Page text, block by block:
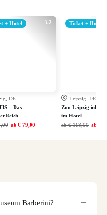
3.2
+ Hotel
DE
– Das
ab € 79,00
Ticket + Hotel
Leipzig, DE
Zoo Leipzig inkl.
im Hotel
ab € 118,00 ab
Barberini?